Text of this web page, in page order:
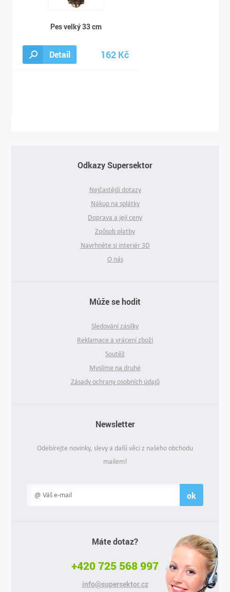
Pes velký 33 cm
Detail 162 Kč
Odkazy Supersektor
Nejčastější dotazy
Nákup na splátky
Doprava a její ceny
Způsob platby
Navrhněte si interiér 3D
O nás
Může se hodit
Sledování zásilky
Reklamace a vrácení zboží
Soutěž
Myslíme na druhé
Zásady ochrany osobních údajů
Newsletter
Odebírejte novinky, slevy a další věci z našeho obchodu
mailem!
ok
Máte dotaz?
+420 725 568 997
info@supersektor.cz